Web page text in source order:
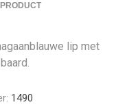
lip met
1490